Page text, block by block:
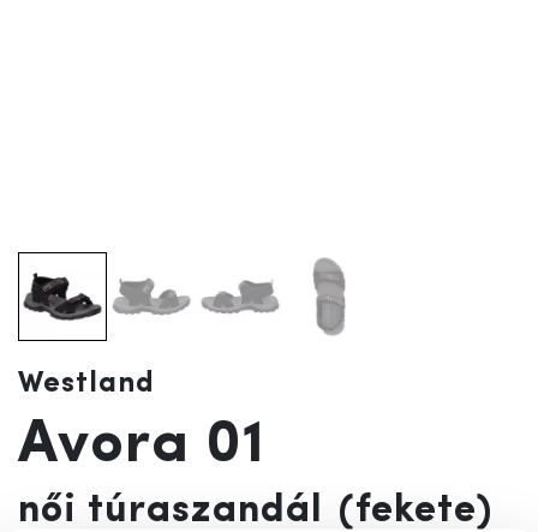
Westland
Avora 01
női túraszandál (fekete)